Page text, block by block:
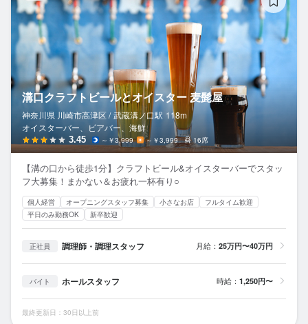
溝口クラフトビールとオイスター 麦髭屋
神奈川県 川崎市高津区 / 武蔵溝ノ口駅 118m
オイスターバー、ビアバー、海鮮
3.45 ～￥3,999 ～￥3,999 16席
【溝の口から徒歩1分】クラフトビール&オイスターバーでスタッ
フ大募集！まかない＆お疲れ一杯有り○
個人経営 オープニングスタッフ募集 小さなお店
フルタイム歓迎
平日のみ勤務OK
新卒歓迎
正社員 調理師・調理スタッフ 月給： 25万円〜40万円
バイト ホールスタッフ 時給： 1,250円〜
最終更新日：30日以上前